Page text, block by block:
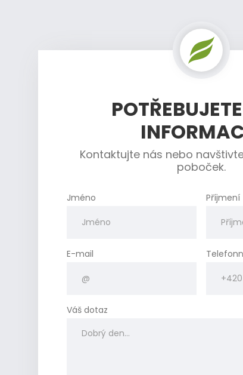
Kontaktujte nás nebo
poboček.
Jméno Příjmení
E-mail
Váš dotaz